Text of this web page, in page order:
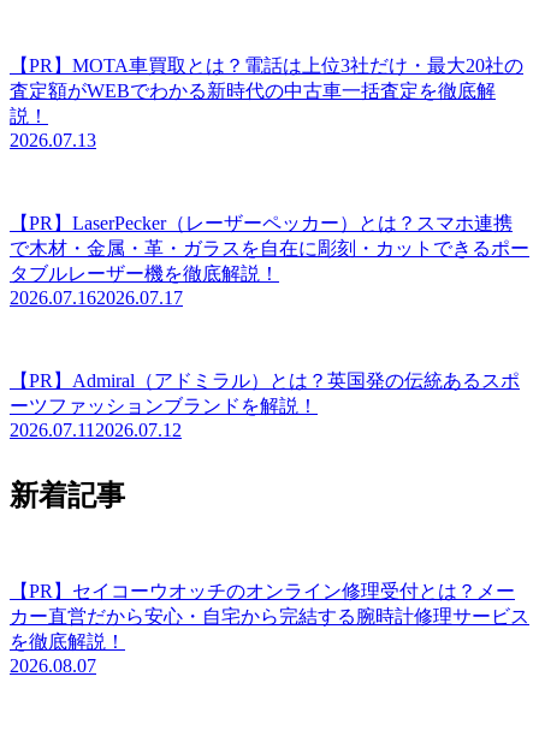
【PR】MOTA車買取とは？電話は上位3社だけ・最大20社の
査定額がWEBでわかる新時代の中古車一括査定を徹底解
説！
2026.07.13
【PR】LaserPecker（レーザーペッカー）とは？スマホ連携
で木材・金属・革・ガラスを自在に彫刻・カットできるポー
タブルレーザー機を徹底解説！
2026.07.162026.07.17
【PR】Admiral（アドミラル）とは？英国発の伝統あるスポ
ーツファッションブランドを解説！
2026.07.11 2026.07.12
新着記事
【PR】セイコーウオッチのオンライン修理受付とは？メー
カー直営だから安心・自宅から完結する腕時計修理サービス
を徹底解説！
2026.08.07